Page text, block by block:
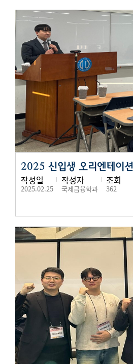
2025 신입생 오리엔테이션
작성일
2025.02.25
작성자
국제금융학과
조회
362